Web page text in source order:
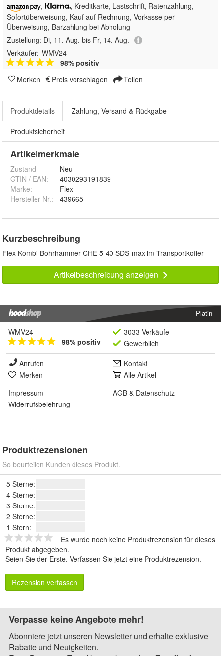
,
, Kreditkarte, Lastschrift, Ratenzahlung,
Sofortüberweisung, Kauf auf Rechnung, Vorkasse per
Überweisung, Barzahlung bei Abholung
Zustellung: Di, 11. Aug. bis Fr, 14. Aug.
Verkäufer: WMV24
98% positiv
Merken
Preis vorschlagen Teilen
Produktdetails Zahlung, Versand & Rückgabe
Produktsicherheit
Artikelmerkmale
Zustand:
Neu
GTIN / EAN:
4030293191839
Marke:
Flex
Hersteller Nr.:
439665
Kurzbeschreibung
Flex Kombi-Bohrhammer CHE 5-40 SDS-max im Transportkoffer
Artikelbeschreibung anzeigen
Platin
WMV24
98% positiv
3033 Verkäufe
Gewerblich
Anrufen
Kontakt
Merken
Alle Artikel
Impressum
AGB & Datenschutz
Widerrufsbelehrung
Produktrezensionen
So beurteilen Kunden dieses Produkt.
5 Sterne:
4 Sterne:
3 Sterne:
2 Sterne:
1 Stern:
Es wurde noch keine Produktrezension für dieses
Produkt abgegeben.
Seien Sie der Erste. Verfassen Sie jetzt eine Produktrezension.
Rezension verfassen
Verpasse keine Angebote mehr!
Abonniere jetzt unseren Newsletter und erhalte exklusive
Rabatte und Neuigkeiten.